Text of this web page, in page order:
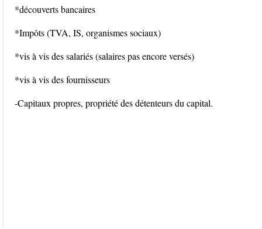
*découverts bancaires
*Impôts (TVA, IS, organismes sociaux)
*vis à vis des salariés (salaires pas encore versés)
*vis à vis des fournisseurs
-Capitaux propres, propriété des détenteurs du capital.